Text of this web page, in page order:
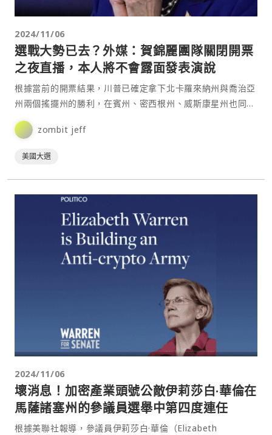
2024/11/06
選戰大勢已去？外媒：賀錦麗團隊關閉開票
之夜直播，本人將不會露面發表演說
根據當前的開票結果，川普已確定拿下北卡羅來納州與喬治亞
州兩個搖擺州的勝利，在賓州、密西根州、威斯康星州也同樣
保持領先。⋯
zombit jeff
美國大選
2024/11/06
壞消息！加密產業頭號公敵伊莉莎白·華倫在
馬薩諸塞州的參議員選舉中第四度連任
根據美聯社報導，參議員伊莉莎白·華倫（Elizabeth